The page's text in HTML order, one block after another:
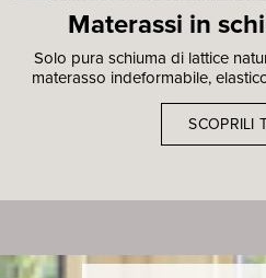
Materassi in
Solo pura schiuma di lattice
materasso indeformabile,
SCOPRILI